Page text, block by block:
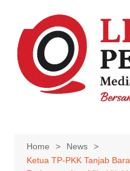
content
Home
News
Ketua TP-PKK Tanjab